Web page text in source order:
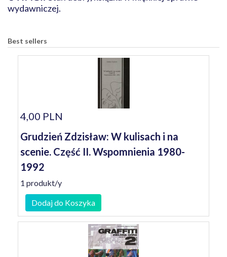
wydawniczej.
Best sellers
4,00 PLN
Grudzień Zdzisław: W kulisach i na
scenie. Część II. Wspomnienia 1980-
1992
1 produkt/y
Dodaj do Koszyka